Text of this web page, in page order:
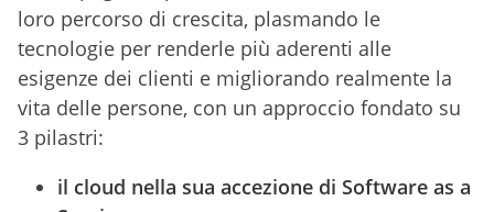
loro percorso di crescita, plasmando le
tecnologie per renderle più aderenti alle
esigenze dei clienti e migliorando realmente la
vita delle persone, con un approccio fondato su
3 pilastri:
il cloud nella sua accezione di Software as a